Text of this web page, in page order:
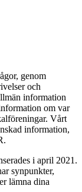
genom
och
information
om var
Vårt
information,
i april 2021.
synpunkter,
lämna dina